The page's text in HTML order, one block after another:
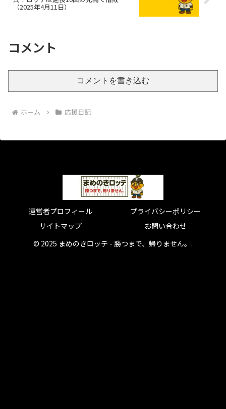
（2025年4月11日）
コメント
コメントを書き込む
ホーム 応援日記
運営者プロフィール
プライバシーポリシー
サイトマップ
お問い合わせ
© 2025 まめのきロッテ - 勝つまで、帰りません。.